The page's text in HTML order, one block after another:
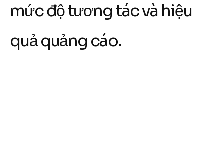
mức độ tương tác và hiệu
quả quảng cáo.